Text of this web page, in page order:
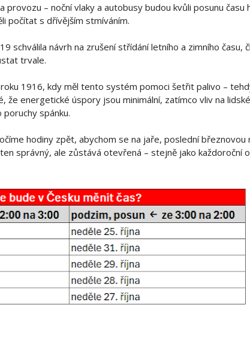
provozu – noční vlaky a autobusy budou kvůli posunu času
počítat s dřívějším stmíváním.
schválila návrh na zrušení střídání letního a zimního času,
trvale.
1916, kdy měl tento systém pomoci šetřit palivo –
že energetické úspory jsou minimální, zatímco vliv na
spánku.
hodiny zpět, abychom se na jaře, poslední březnovou
správný, ale zůstává otevřená – stejně jako každoroční